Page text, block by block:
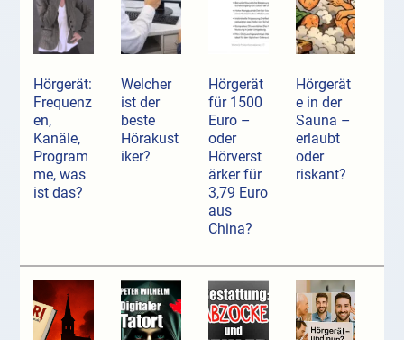
Hörgerät:
Frequenz
en,
Kanäle,
Program
me, was
ist das?
Welcher
ist der
beste
Hörakust
iker?
Hörgerät
für 1500
Euro –
oder
Hörverst
ärker für
3,79 Euro
aus
China?
Hörgerät
e in der
Sauna –
erlaubt
oder
riskant?